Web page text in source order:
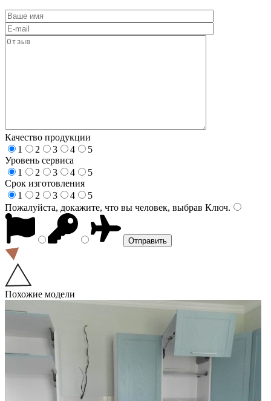
Качество продукции
1
2 3 4
5
Уровень сервиса
1
2 3 4
5
Срок изготовления
1
2 3 4
5
Пожалуйста, докажите, что вы человек, выбрав Ключ.
Похожие модели